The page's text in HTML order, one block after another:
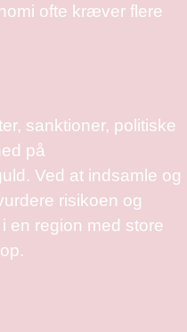
ofte kræver flere
sanktioner, politiske
på
Ved at indsamle og
risikoen og
en region med store